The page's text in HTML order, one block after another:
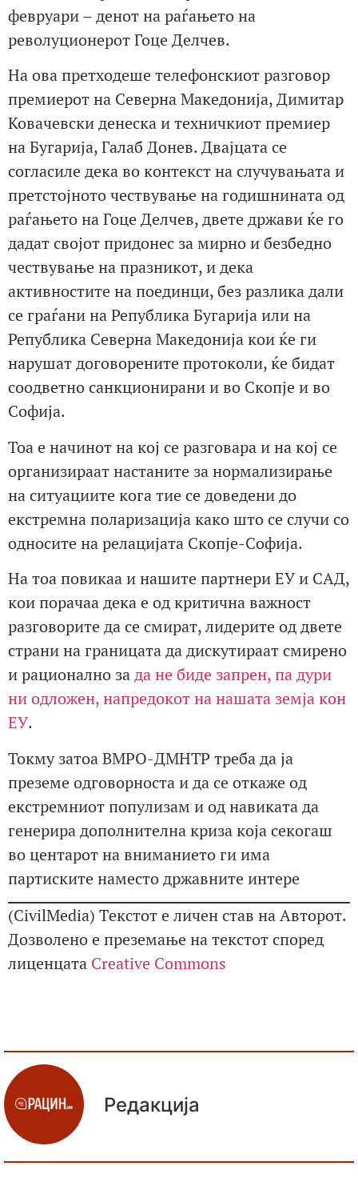
февруари – денот на раѓањето на
револуционерот Гоце Делчев.
На ова претходеше телефонскиот разговор
премиерот на Северна Македонија, Димитар
Ковачевски денеска и техничкиот премиер
на Бугарија, Галаб Донев. Двајцата се
согласиле дека во контекст на случувањата и
претстојното чествување на годишнината од
раѓањето на Гоце Делчев, двете држави ќе го
дадат својот придонес за мирно и безбедно
чествување на празникот, и дека
активностите на поединци, без разлика дали
се граѓани на Република Бугарија или на
Република Северна Македонија кои ќе ги
нарушат договорените протоколи, ќе бидат
соодветно санкционирани и во Скопје и во
Софија.
Тоа е начинот на кој се разговара и на кој се
организираат настаните за нормализирање
на ситуациите кога тие се доведени до
екстремна поларизација како што се случи со
односите на релацијата Скопје-Софија.
На тоа повикаа и нашите партнери ЕУ и САД,
кои порачаа дека е од критична важност
разговорите да се смират, лидерите од двете
страни на границата да дискутираат смирено
и рационално зада не биде запрен, па дури
ни одложен, напредокот на нашата земја кон
ЕУ.
Токму затоа ВМРО-ДМНТР треба да ја
преземе одговорноста и да се откаже од
екстремниот популизам и од навиката да
генерира дополнителна криза која секогаш
во центарот на вниманието ги има
партиските наместо државните интере
(CivilMedia) Tекстот е личен став на Авторот.
Дозволено е преземање на текстот според
лиценцата Creative Commons
Редакција